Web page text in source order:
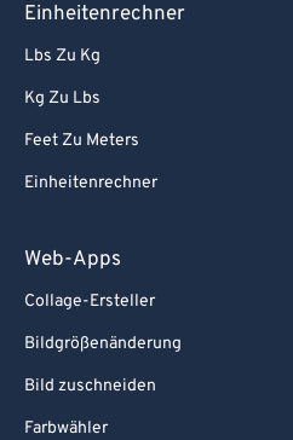
Einheitenrechner
Lbs Zu Kg
Kg Zu Lbs
Feet Zu Meters
Einheitenrechner
Web-Apps
Collage-Ersteller
Bildgrößenänderung
Bild zuschneiden
Farbwähler